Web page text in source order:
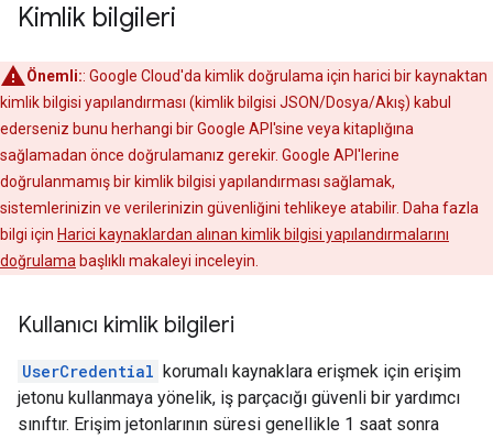
Kimlik bilgileri
Önemli:: Google Cloud'da kimlik doğrulama için harici bir kaynaktan
kimlik bilgisi yapılandırması (kimlik bilgisi JSON/Dosya/Akış) kabul
ederseniz bunu herhangi bir Google API'sine veya kitaplığına
sağlamadan önce doğrulamanız gerekir. Google API'lerine
doğrulanmamış bir kimlik bilgisi yapılandırması sağlamak,
sistemlerinizin ve verilerinizin güvenliğini tehlikeye atabilir. Daha fazla
bilgi için Harici kaynaklardan alınan kimlik bilgisi yapılandırmalarını
doğrulama başlıklı makaleyi inceleyin.
Kullanıcı kimlik bilgileri
UserCredential korumalı kaynaklara erişmek için erişim
jetonu kullanmaya yönelik, iş parçacığı güvenli bir yardımcı
sınıftır. Erişim jetonlarının süresi genellikle 1 saat sonra